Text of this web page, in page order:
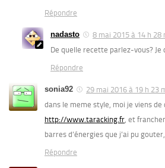
Répondre
nadasto
8 mai 2015 à 14 h 28
De quelle recette parlez-vous? Je
Répondre
sonia92
29 mai 2016 à 19 h 23
dans le meme style, moi je viens de
http://www.taracking.fr , et
barres d’énergies que j’ai pu
Répondre